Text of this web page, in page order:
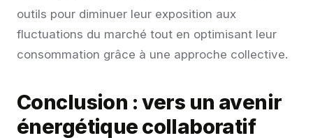
outils pour diminuer leur exposition aux
fluctuations du marché tout en optimisant leur
consommation grâce à une approche collective.
Conclusion : vers un avenir
énergétique collaboratif